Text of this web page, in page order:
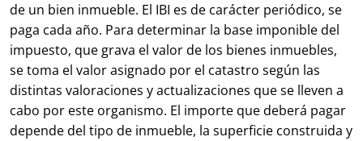
de un bien inmueble. El IBI es de carácter periódico, se
paga cada año. Para determinar la base imponible del
impuesto, que grava el valor de los bienes inmuebles,
se toma el valor asignado por el catastro según las
distintas valoraciones y actualizaciones que se lleven a
cabo por este organismo. El importe que deberá pagar
depende del tipo de inmueble, la superficie construida y